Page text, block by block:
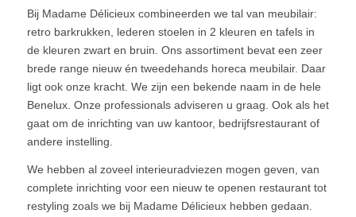
Bij Madame Délicieux combineerden we tal van meubilair:
retro barkrukken, lederen stoelen in 2 kleuren en tafels in
de kleuren zwart en bruin. Ons assortiment bevat een zeer
brede range nieuw én tweedehands horeca meubilair. Daar
ligt ook onze kracht. We zijn een bekende naam in de hele
Benelux. Onze professionals adviseren u graag. Ook als het
gaat om de inrichting van uw kantoor, bedrijfsrestaurant of
andere instelling.
We hebben al zoveel interieuradviezen mogen geven, van
complete inrichting voor een nieuw te openen restaurant tot
restyling zoals we bij Madame Délicieux hebben gedaan.